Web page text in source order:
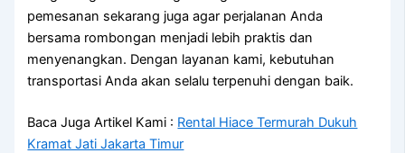
pemesanan sekarang juga agar perjalanan Anda
bersama rombongan menjadi lebih praktis dan
menyenangkan. Dengan layanan kami, kebutuhan
transportasi Anda akan selalu terpenuhi dengan baik.
Baca Juga Artikel Kami : Rental Hiace Termurah Dukuh
Kramat Jati Jakarta Timur